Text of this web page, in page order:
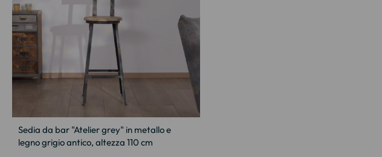
Sedia da bar "Atelier grey" in metallo e
legno grigio antico, altezza 110 cm